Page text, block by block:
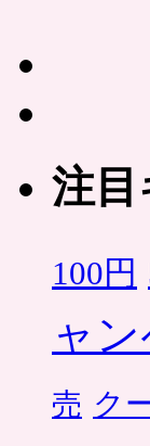
注目
100円
ャ
売 ク